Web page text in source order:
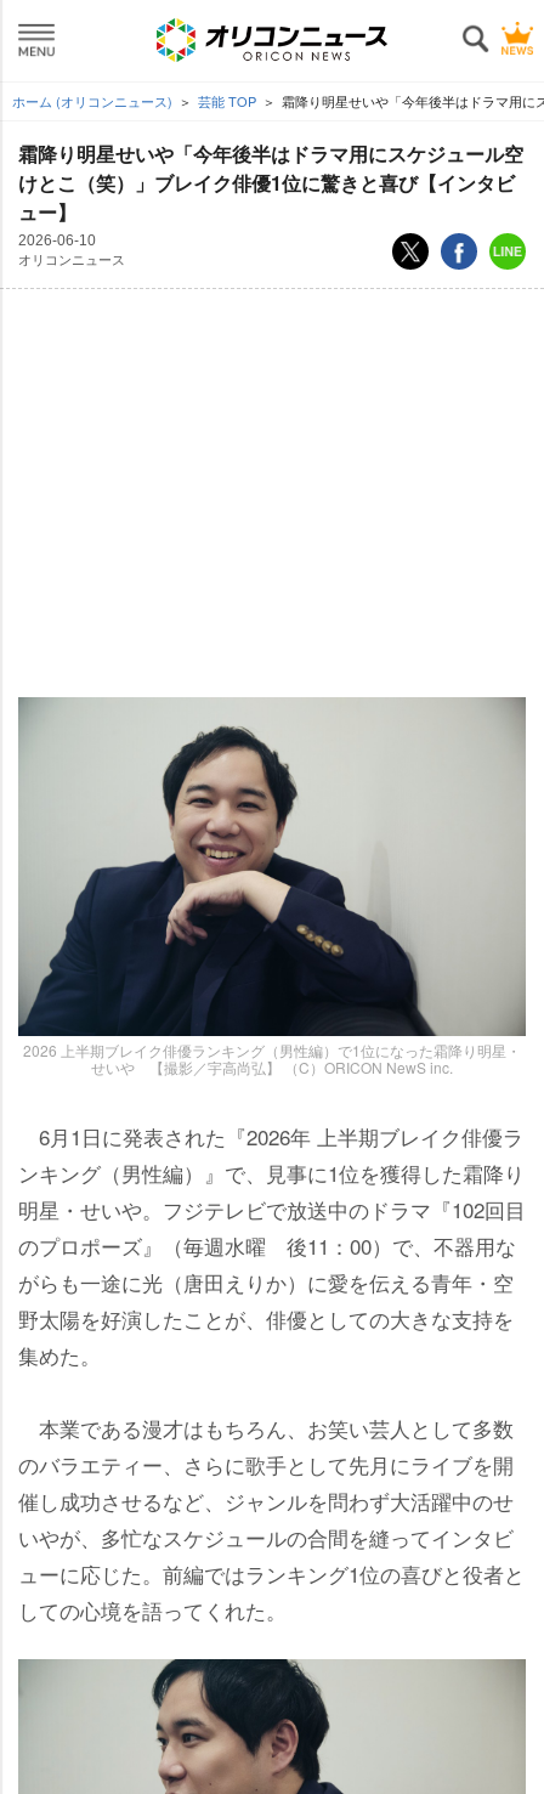
ホーム (オリコンニュース) 芸能 TOP 霜降り明星せいや「今年後半はドラマ用
霜降り明星せいや「今年後半はドラマ用にスケジュール空
けとこ（笑）」ブレイク俳優1位に驚きと喜び【インタビ
ュー】
2026-06-10
オリコンニュース
2026 上半期ブレイク俳優ランキング（男性編）で1位になった霜降り明星・
せいや 【撮影／宇高尚弘】 （C）ORICON NewS inc.
6月1日に発表された『2026年 上半期ブレイク俳優ラ
ンキング（男性編）』で、見事に1位を獲得した霜降り
明星・せいや。フジテレビで放送中のドラマ『102回目
のプロポーズ』（毎週水曜 後11：00）で、不器用な
がらも一途に光（唐田えりか）に愛を伝える青年・空
野太陽を好演したことが、俳優としての大きな支持を
集めた。
本業である漫才はもちろん、お笑い芸人として多数
のバラエティー、さらに歌手として先月にライブを開
催し成功させるなど、ジャンルを問わず大活躍中のせ
いやが、多忙なスケジュールの合間を縫ってインタビ
ューに応じた。前編ではランキング1位の喜びと役者と
しての心境を語ってくれた。